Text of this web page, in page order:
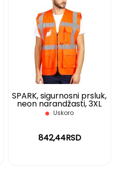
SPARK, sigurnosni prsluk,
neon narandžasti, 3XL
Uskoro
842,44RSD